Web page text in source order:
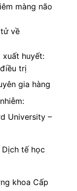
màng não
về
xuất huyết:
trị
gia hàng
University –
Dịch tế học
khoa Cấp